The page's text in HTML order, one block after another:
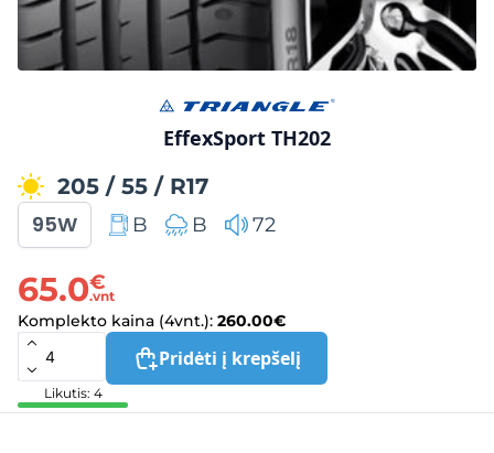
EffexSport TH202
205 / 55 / R17
95W B B 72
65.0€
.vnt
Komplekto kaina (4vnt.): 260.00€
Pridėti į krepšelį
Likutis: 4